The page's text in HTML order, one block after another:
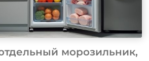
морозильник,